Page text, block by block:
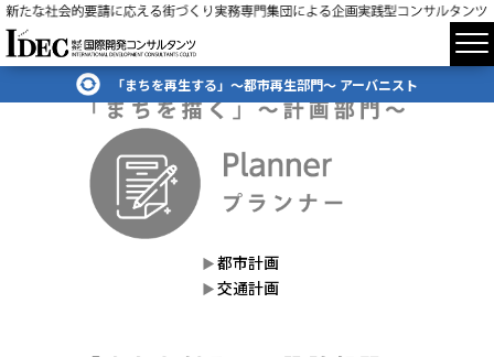
「まちを再生する」～都市再生部門～ アーバニスト
都市計画
交通計画